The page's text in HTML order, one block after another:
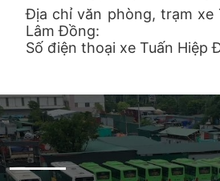
Địa chỉ văn phòng, trạm xe
Lâm Đồng:
Số điện thoại xe Tuấn Hiệp